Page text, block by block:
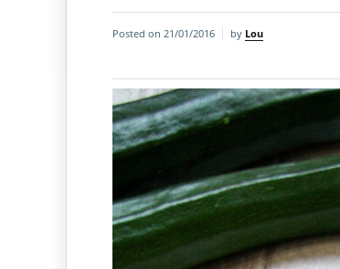
Posted on 21/01/2016 by Lou